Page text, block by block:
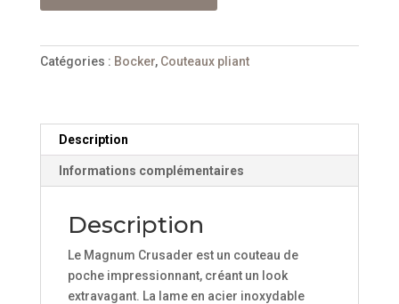
Crusader
Catégories : Bocker, Couteaux pliant
Description
Informations complémentaires
Description
Le Magnum Crusader est un couteau de
poche impressionnant, créant un look
extravagant. La lame en acier inoxydable